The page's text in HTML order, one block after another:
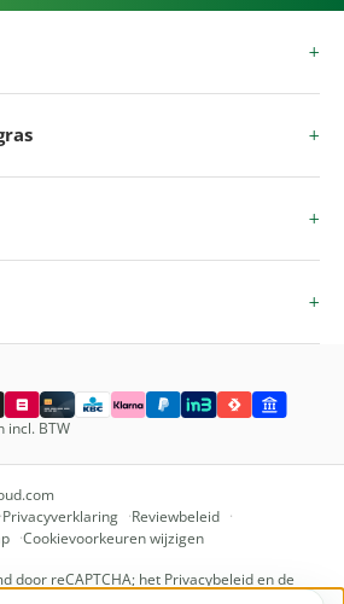
Privacyverklaring
Reviewbeleid
Cookievoorkeuren wijzigen
door reCAPTCHA; het Privacybeleiden de
incl. BTW